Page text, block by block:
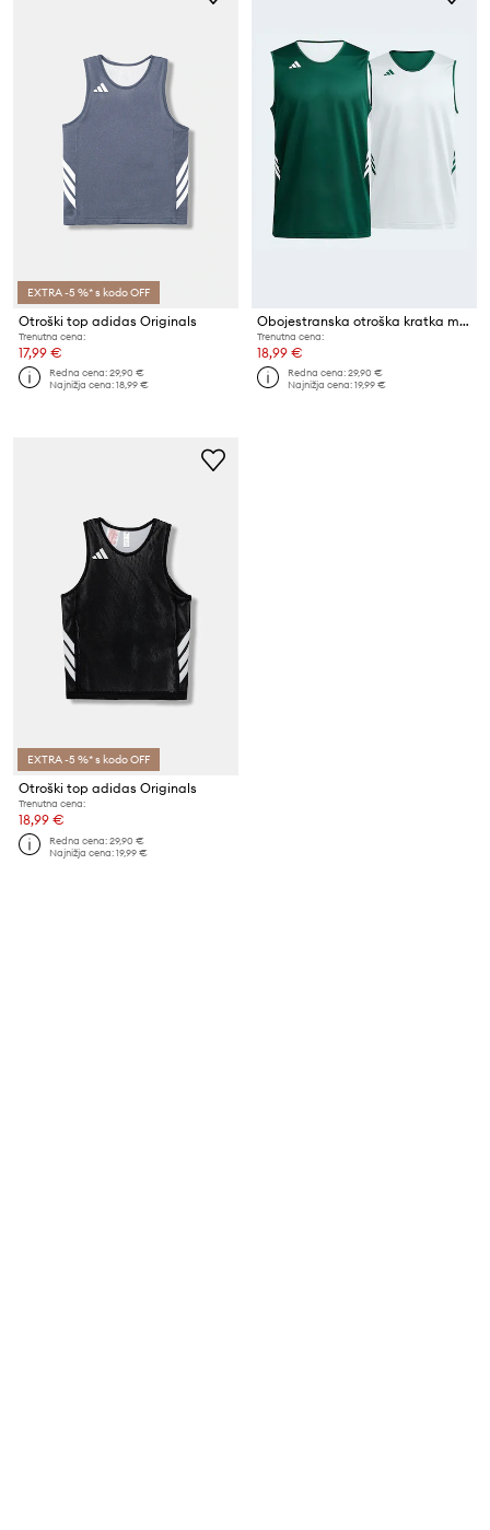
EXTRA -5 %* s kodo OFF
Otroški top adidas Originals
Trenutna cena:
17,99 €
Redna cena:29,90 €
Najnižja cena:18,99 €
Obojestranska otroška kratka majica adidas Originals
Trenutna cena:
18,99 €
Redna cena:29,90 €
Najnižja cena:19,99 €
EXTRA -5 %* s kodo OFF
Otroški top adidas Originals
Trenutna cena:
18,99 €
Redna cena:29,90 €
Najnižja cena:19,99 €